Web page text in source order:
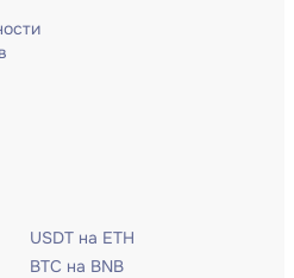
USDT на ETH
BTC на BNB